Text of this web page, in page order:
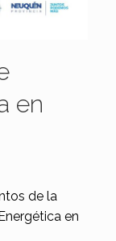
en
de la
en